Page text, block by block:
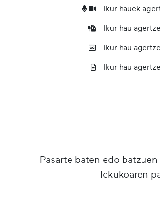
Ikur hauek
Ikur hau
Ikur hau
Ikur hau
Pasarte baten edo
lekukoaren